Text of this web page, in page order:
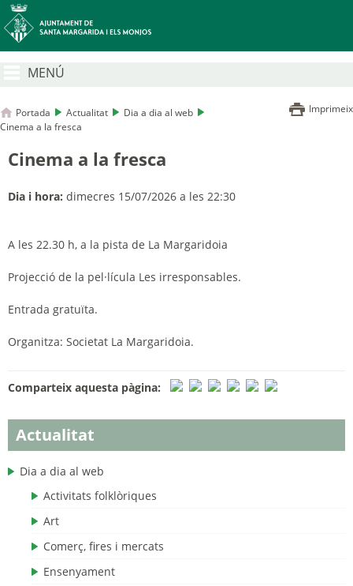
MENÚ
Portada Actualitat
Dia a dia al web
Cinema a la fresca
Imprimeix
Actualitat
Dia a dia al web
Activitats folklòriques
Art
Comerç, fires i mercats
Ensenyament
Cinema a la fresca
Dia i hora: dimecres 15/07/2026 a les 22:30
A les 22.30 h, a la pista de La Margaridoia
Projecció de la pel·lícula Les irresponsables.
Entrada gratuïta.
Organitza: Societat La Margaridoia.
Comparteix aquesta pàgina: